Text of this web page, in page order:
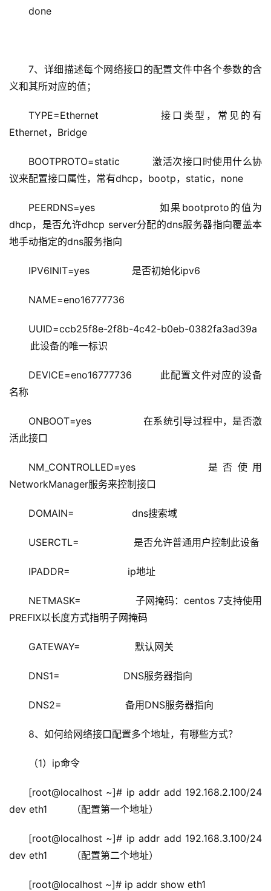
done
7、详细描述每个网络接口的配置文件中各个参数的含
义和其所对应的值；
TYPE=Ethernet             接口类型，常见的有
Ethernet，Bridge
BOOTPROTO=static          激活次接口时使用什么协
议来配置接口属性，常有dhcp，bootp，static，none
PEERDNS=yes               如果bootproto的值为
dhcp，是否允许dhcp server分配的dns服务器指向覆盖本
地手动指定的dns服务指向
IPV6INIT=yes              是否初始化ipv6
NAME=eno16777736
UUID=ccb25f8e-2f8b-4c42-b0eb-0382fa3ad39a
此设备的唯一标识
DEVICE=eno16777736        此配置文件对应的设备
名称
ONBOOT=yes                在系统引导过程中，是否激
活此接口
NM_CONTROLLED=yes         是否使用
NetworkManager服务来控制接口
DOMAIN=                   dns搜索域
USERCTL=                  是否允许普通用户控制此设备
IPADDR=                   ip地址
NETMASK=                  子网掩码：centos 7支持使用
PREFIX以长度方式指明子网掩码
GATEWAY=                  默认网关
DNS1=                     DNS服务器指向
DNS2=                     备用DNS服务器指向
8、如何给网络接口配置多个地址，有哪些方式？
（1）ip命令
[root@localhost ~]# ip addr add 192.168.2.100/24
dev eth1        （配置第一个地址）
[root@localhost ~]# ip addr add 192.168.3.100/24
dev eth1        （配置第二个地址）
[root@localhost ~]# ip addr show eth1